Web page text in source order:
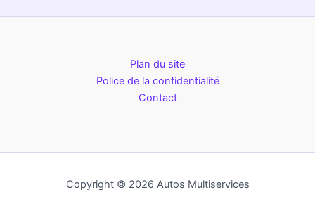
Plan du site
Police de la confidentialité
Contact
Copyright © 2026 Autos Multiservices